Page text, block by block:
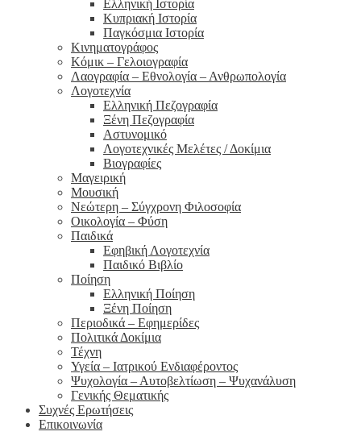
Ελληνική Ιστορία
Κυπριακή Ιστορία
Παγκόσμια Ιστορία
Κινηματογράφος
Κόμικ – Γελοιογραφία
Λαογραφία – Εθνολογία – Ανθρωπολογία
Λογοτεχνία
Ελληνική Πεζογραφία
Ξένη Πεζογραφία
Αστυνομικό
Λογοτεχνικές Μελέτες / Δοκίμια
Βιογραφίες
Μαγειρική
Μουσική
Νεώτερη – Σύγχρονη Φιλοσοφία
Οικολογία – Φύση
Παιδικά
Εφηβική Λογοτεχνία
Παιδικό Βιβλίο
Ποίηση
Ελληνική Ποίηση
Ξένη Ποίηση
Περιοδικά – Εφημερίδες
Πολιτικά Δοκίμια
Τέχνη
Υγεία – Ιατρικού Ενδιαφέροντος
Ψυχολογία – Αυτοβελτίωση – Ψυχανάλυση
Γενικής Θεματικής
Συχνές Ερωτήσεις
Επικοινωνία